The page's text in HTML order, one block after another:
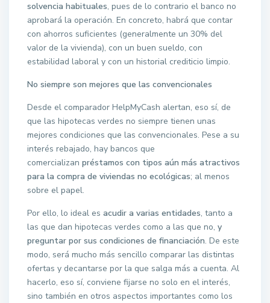
solvencia habituales, pues de lo contrario el banco no
aprobará la operación. En concreto, habrá que contar
con ahorros suficientes (generalmente un 30% del
valor de la vivienda), con un buen sueldo, con
estabilidad laboral y con un historial crediticio limpio.
No siempre son mejores que las convencionales
Desde el comparador HelpMyCash alertan, eso sí, de
que las hipotecas verdes no siempre tienen unas
mejores condiciones que las convencionales. Pese a su
interés rebajado, hay bancos que
comercializan préstamos con tipos aún más atractivos
para la compra de viviendas no ecológicas; al menos
sobre el papel.
Por ello, lo ideal es acudir a varias entidades, tanto a
las que dan hipotecas verdes como a las que no, y
preguntar por sus condiciones de financiación. De este
modo, será mucho más sencillo comparar las distintas
ofertas y decantarse por la que salga más a cuenta. Al
hacerlo, eso sí, conviene fijarse no solo en el interés,
sino también en otros aspectos importantes como los